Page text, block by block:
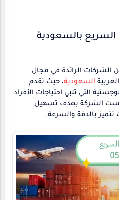
بالسعودية
الشركات الرائدة في مجال
السعودية، حيث تقدم
التي تلبي احتياجات الأفراد
الشركة بهدف تسهيل
بالدقة والسرعة.